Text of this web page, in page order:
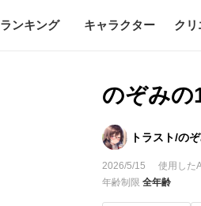
ランキング キャラクター クリ
のぞみの
トラスト/の
2026/5/15 使用した
年齢制限全年齢